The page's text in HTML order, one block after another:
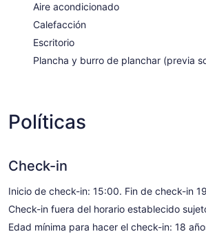
Aire acondicionado
Calefacción
Escritorio
Plancha y burro de planchar (previa
Políticas
Check-in
Inicio de check-in: 15:00. Fin de check-in
Check-in fuera del horario establecido
Edad mínima para hacer el check-in: 18